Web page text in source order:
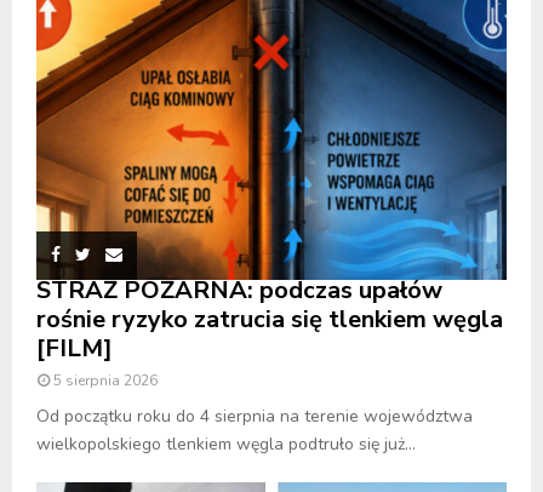
STRAŻ POŻARNA: podczas upałów
rośnie ryzyko zatrucia się tlenkiem węgla
[FILM]
5 sierpnia 2026
Od początku roku do 4 sierpnia na terenie województwa
wielkopolskiego tlenkiem węgla podtruło się już...